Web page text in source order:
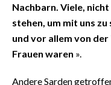
Nachbarn. Viele,
stehen, um mit uns
und vor allem von
Frauen waren ».
Andere Sarden